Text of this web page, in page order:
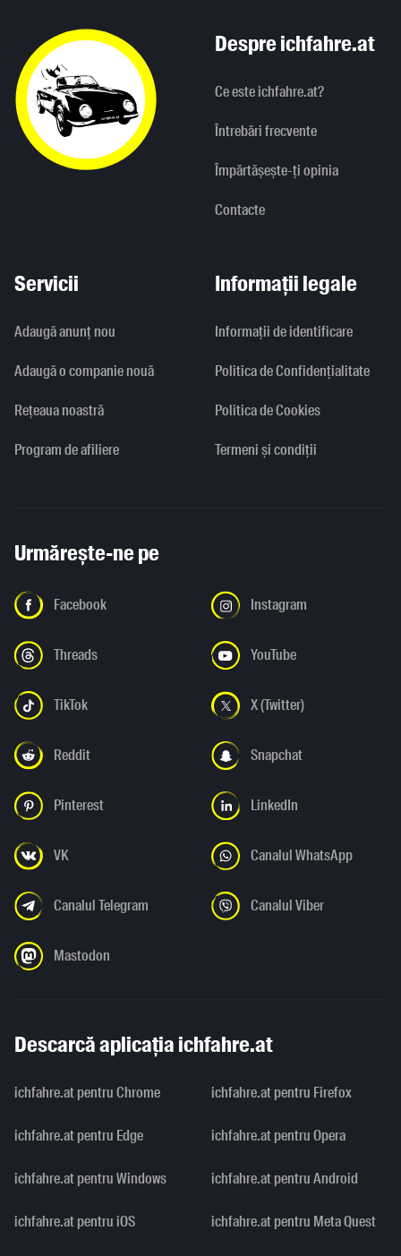
Despre ichfahre.at
Ce este ichfahre.at?
Întrebări frecvente
Împărtășește-ți opinia
Contacte
Servicii
Adaugă anunț nou
Adaugă o companie nouă
Rețeaua noastră
Program de afiliere
Informații legale
Informaţii de identificare
Politica de Confidențialitate
Politica de Cookies
Termeni și condiții
Urmărește-ne pe
Facebook Instagram
Threads YouTube
TikTok X (Twitter)
Reddit Snapchat
Pinterest LinkedIn
VK Canalul WhatsApp
Canalul Telegram Canalul Viber
Mastodon
Descarcă aplicația ichfahre.at
ichfahre.at pentru Chrome ichfahre.at pentru Firefox
ichfahre.at pentru Edge ichfahre.at pentru Opera
ichfahre.at pentru Windows ichfahre.at pentru Android
ichfahre.at pentru iOS ichfahre.at pentru Meta Quest